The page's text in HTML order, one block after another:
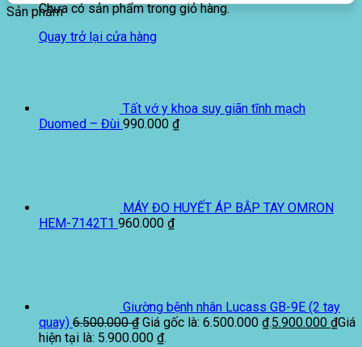
Chưa có sản phẩm trong giỏ hàng.
Quay trở lại cửa hàng
Sản phẩm
Tất vớ y khoa suy giãn tĩnh mạch
Duomed – Đùi 990.000 ₫
MÁY ĐO HUYẾT ÁP BẮP TAY OMRON
HEM-7142T1 960.000 ₫
Giường bệnh nhân Lucass GB-9E (2 tay
quay) 6.500.000₫ Giá gốc là: 6.500.000 ₫.5.900.000 ₫Giá
hiện tại là: 5.900.000 ₫.